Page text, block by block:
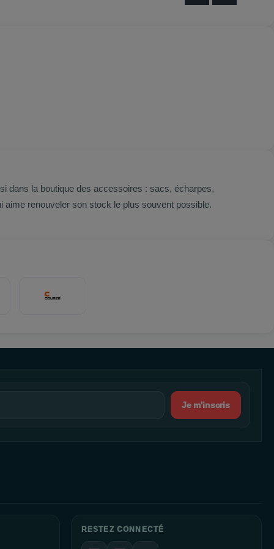
dans la boutique des accessoires : sacs, écharpes,
renouveler son stock le plus souvent possible.
Je m'inscris
RESTEZ CONNECTÉ